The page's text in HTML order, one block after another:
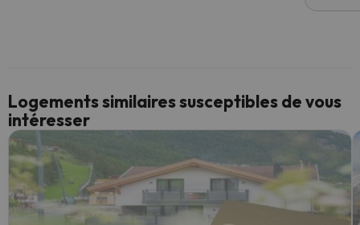
Logements similaires susceptibles de vous
intéresser